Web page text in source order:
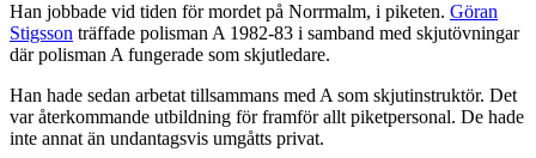
Han jobbade vid tiden för mordet på Norrmalm, i piketen. Göran
Stigsson träffade polisman A 1982-83 i samband med skjutövningar
där polisman A fungerade som skjutledare.
Han hade sedan arbetat tillsammans med A som skjutinstruktör. Det
var återkommande utbildning för framför allt piketpersonal. De hade
inte annat än undantagsvis umgåtts privat.